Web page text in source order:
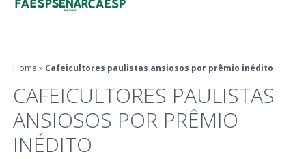
Home » Cafeicultores paulistas ansiosos por prêmio inédito
CAFEICULTORES PAULISTAS
ANSIOSOS POR PRÊMIO
INÉDITO